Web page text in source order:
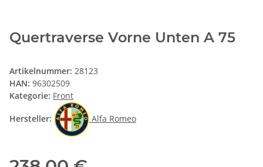
Quertraverse Vorne Unten A 75
Artikelnummer: 28123
HAN: 96302509
Kategorie: Front
Hersteller: Alfa Romeo